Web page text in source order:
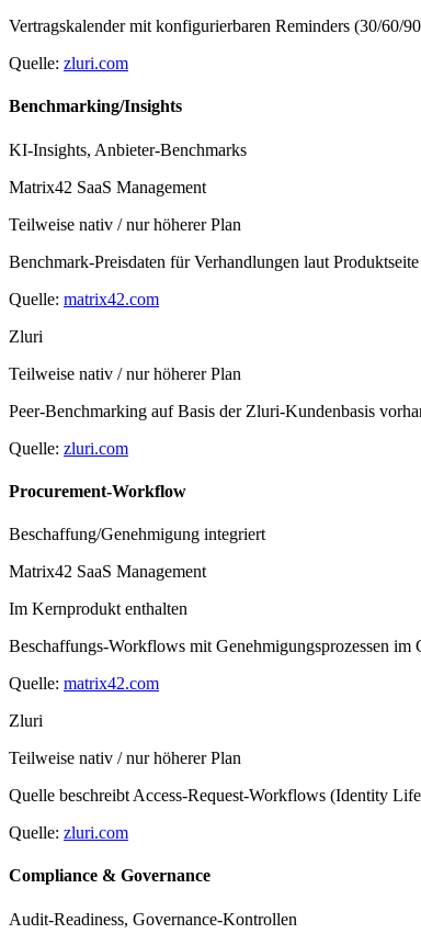
Vertragskalender mit konfigurierbaren Reminders (30/60/
Quelle: zluri.com
Benchmarking/Insights
KI-Insights, Anbieter-Benchmarks
Matrix42 SaaS Management
Teilweise nativ / nur höherer Plan
Benchmark-Preisdaten für Verhandlungen laut
Quelle: matrix42.com
Zluri
Teilweise nativ / nur höherer Plan
Peer-Benchmarking auf Basis der Zluri-Kundenbasis
Quelle: zluri.com
Procurement-Workflow
Beschaffung/Genehmigung integriert
Matrix42 SaaS Management
Im Kernprodukt enthalten
Beschaffungs-Workflows mit Genehmigungsprozessen
Quelle: matrix42.com
Zluri
Teilweise nativ / nur höherer Plan
Quelle beschreibt Access-Request-Workflows (Identity
Quelle: zluri.com
Compliance & Governance
Audit-Readiness, Governance-Kontrollen